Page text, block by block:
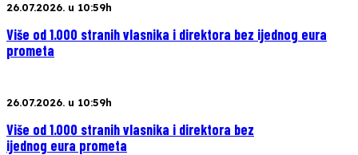
26.07.2026. u 10:59h
Više od 1.000 stranih vlasnika i direktora bez ijednog eura
prometa
26.07.2026. u 10:59h
Više od 1.000 stranih vlasnika i direktora bez
ijednog eura prometa